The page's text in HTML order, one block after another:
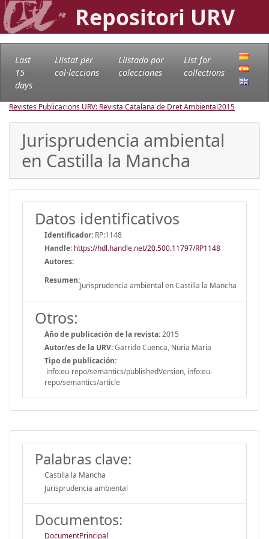
Repositori URV
Last
15
days
Llistat per
col·leccions
Llistado por
colecciones
List for
collections
Revistes Publicacions URV: Revista Catalana de Dret Ambiental2015
Jurisprudencia ambiental
en Castilla la Mancha
Datos identificativos
Identificador: RP:1148
Handle: https://hdl.handle.net/20.500.11797/RP1148
Autores:
Resumen:
Jurisprudencia ambiental en Castilla la Mancha
Otros:
Año de publicación de la revista:2015
Autor/es de la URV:Garrido Cuenca, Nuria María
Tipo de publicación:
info:eu-repo/semantics/publishedVersion, info:eu-
repo/semantics/article
Palabras clave:
Castilla la Mancha
Jurisprudencia ambiental
Documentos:
DocumentPrincipal